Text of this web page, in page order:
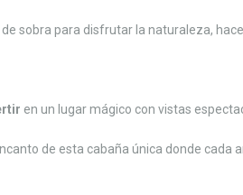
de sobra para disfrutar la naturaleza,
en un lugar mágico con vistas
de esta cabaña única donde cada